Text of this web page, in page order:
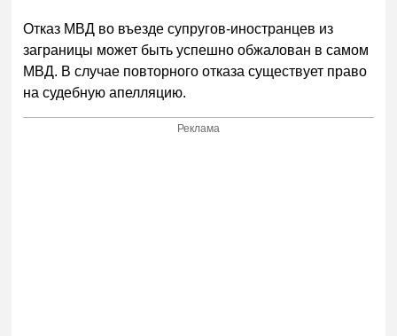
Отказ МВД во въезде супругов-иностранцев из
заграницы может быть успешно обжалован в самом
МВД. В случае повторного отказа существует право
на судебную апелляцию.
Реклама